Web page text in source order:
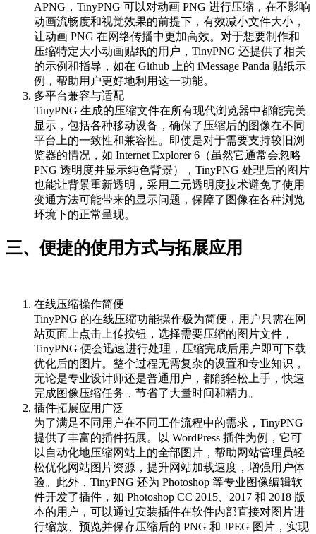
APNG，TinyPNG 可以对动画 PNG 进行压缩，在不影响
动画流畅度和视觉效果的前提下，有效减小文件大小，
让动画 PNG 在网络传播中更加高效。对于想要制作和
压缩特定大小动画贴纸的用户，TinyPNG 还提供了相关
的示例和指导，如在 Github 上的 iMessage Panda 贴纸示
例，帮助用户更好地利用这一功能。
多平台兼容与适配
TinyPNG 生成的压缩文件在所有现代浏览器中都能完美
显示，包括各种移动设备，确保了压缩后的图像在不同
平台上的一致性和兼容性。即使是对于需要支持较旧浏
览器的情况，如 Internet Explorer 6（虽然它通常会忽略
PNG 透明度并显示纯色背景），TinyPNG 处理后的图片
也能让背景重新透明，采用二元透明度技术避免了使用
变通方法可能带来的显示问题，保障了图像在各种浏览
环境下的正常呈现。
三、便捷的使用方式与拓展应用
在线压缩操作简便
TinyPNG 的在线压缩功能操作极为简便，用户只需在网
站页面上点击上传按钮，选择需要压缩的图片文件，
TinyPNG 便会迅速进行处理，压缩完成后用户即可下载
优化后的图片。整个过程无需复杂的设置和专业知识，
无论是专业设计师还是普通用户，都能轻松上手，快速
完成图像压缩任务，节省了大量时间和精力。
插件拓展应用广泛
为了满足不同用户在不同工作流程中的需求，TinyPNG
提供了丰富的插件拓展。以 WordPress 插件为例，它可
以自动化地压缩网站上的全部图片，帮助网站管理员轻
松优化网站图片资源，提升网站加载速度，增强用户体
验。此外，TinyPNG 还为 Photoshop 等专业图像编辑软
件开发了插件，如 Photoshop CC 2015、2017 和 2018 版
本的用户，可以通过安装插件在软件内部直接对图片进
行缩放、预览并保存压缩后的 PNG 和 JPEG 图片，实现